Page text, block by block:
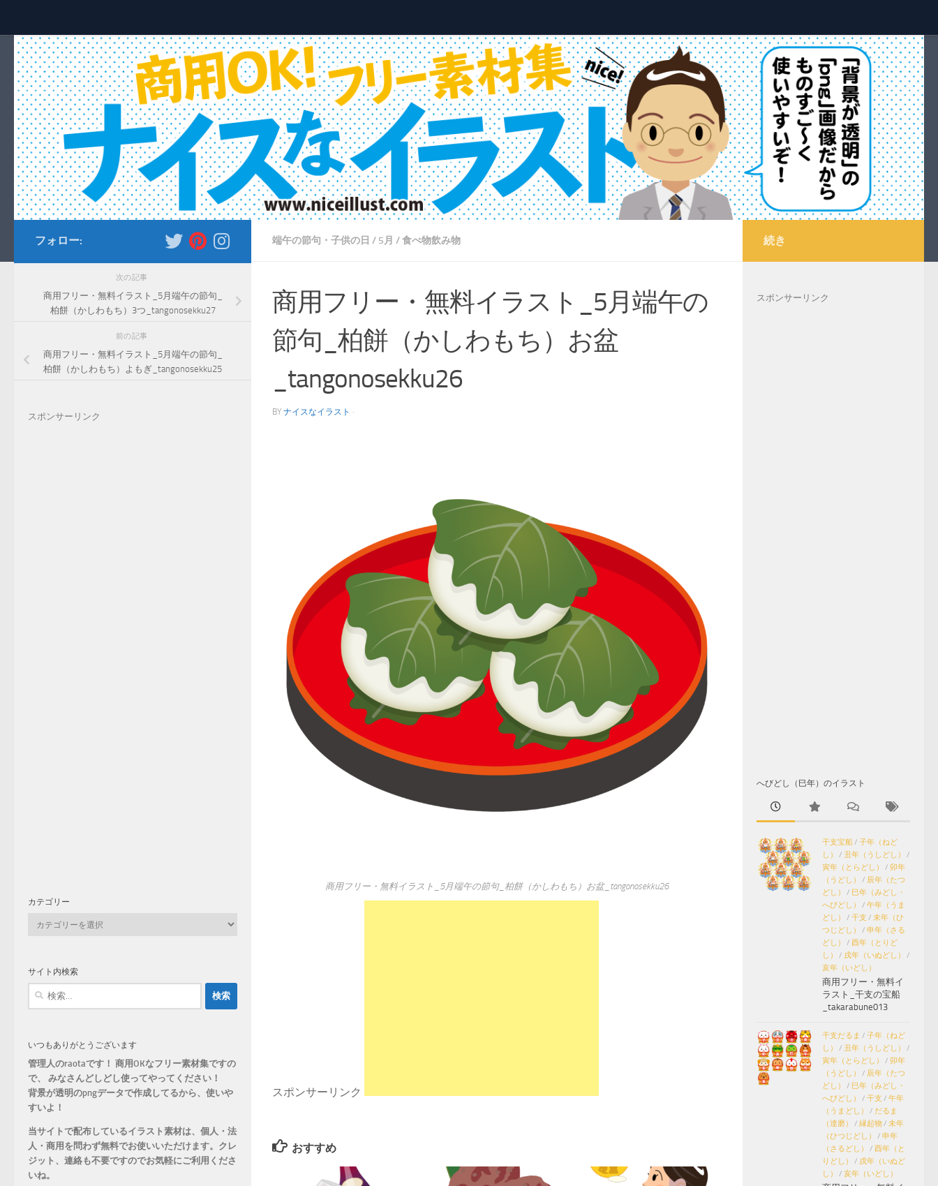
端午の節句・子供の日 / 5月 /食べ物飲み物
商用フリー・無料イラスト_5月端午の
節句_柏餅（かしわもち）お盆
_tangonosekku26
BY ナイスなイラスト ·
商用フリー・無料イラスト_5月端午の節句_柏餅（かしわもち）お盆_tangonosekku26
スポンサーリンク
おすすめ
フォロー:
次の記事
商用フリー・無料イラスト_5月端午の節句_
柏餅（かしわもち）3つ_tangonosekku27
前の記事
商用フリー・無料イラスト_5月端午の節句_
柏餅（かしわもち）よもぎ_tangonosekku25
スポンサーリンク
カテゴリー
ー
サイト内検索
いつもありがとうございます
管理人のraotaです！ 商用OKなフリー素材集ですの
で、 みなさんどしどし使ってやってください！
背景が透明のpngデータで作成してるから、 使いや
すいよ！
当サイトで配布しているイラスト素材は、個人・法
人・商用を問わず無料でお使いいただけます。 クレ
ジット、連絡も不要ですのでお気軽にご利用くださ
いね。
続き
スポンサーリンク
へびどし（巳年）のイラスト
干支宝船/ 子年（ねど
し）
/ 丑年（うしどし）
/
寅年（とらどし）
/ 卯年
（うどし）
/ 辰年（たつ
どし）
/ 巳年（みどし・
へびどし）
/ 午年（うま
どし）
/ 干支 / 未年（ひ
つじどし）
/ 申年（さる
どし）
/ 酉年（とりど
し）
/ 戌年（いぬどし）
/
亥年（いどし）
商用フリー・無料イ
ラスト_干支の宝船
_takarabune013
干支だるま / 子年（ねど
し）
/ 丑年（うしどし）
/
寅年（とらどし）
/ 卯年
（うどし）
/ 辰年（たつ
どし）
/ 巳年（みどし・
へびどし）
/ 干支 / 午年
（うまどし）
/ だるま
（達磨）
/ 縁起物/ 未年
（ひつじどし）
/ 申年
（さるどし）
/ 酉年（と
りどし）
/ 戌年（いぬど
し）
/ 亥年（いどし）